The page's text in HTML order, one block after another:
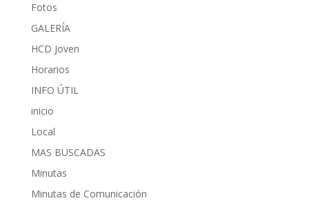
Fotos
GALERÍA
HCD Joven
Horarios
INFO ÚTIL
inicio
Local
MAS BUSCADAS
Minutas
Minutas de Comunicación